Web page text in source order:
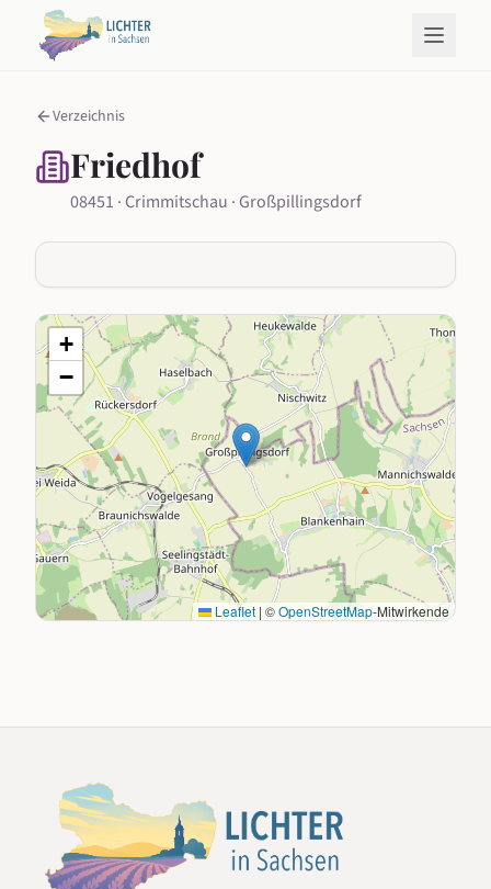
Verzeichnis
Friedhof
08451 · Crimmitschau · Großpillingsdorf
+
−
Leaflet | ©OpenStreetMap-Mitwirkende